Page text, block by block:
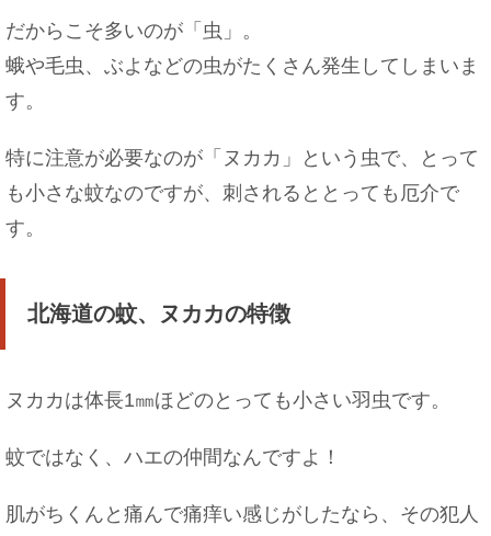
メイクが濃い女性の心理とは？男性から見たＮＧ
メイクとは
セミダブルに大人２人はキツイ！ホテルの「セミ
がいい理由
だからこそ多いのが「虫」。
蛾や毛虫、ぶよなどの虫がたくさん発生してしまいま
す。
特に注意が必要なのが「ヌカカ」という虫で、とって
も小さな蚊なのですが、刺されるととっても厄介で
す。
北海道の蚊、ヌカカの特徴
ヌカカは体長1㎜ほどのとっても小さい羽虫です。
蚊ではなく、ハエの仲間なんですよ！
肌がちくんと痛んで痛痒い感じがしたなら、その犯人